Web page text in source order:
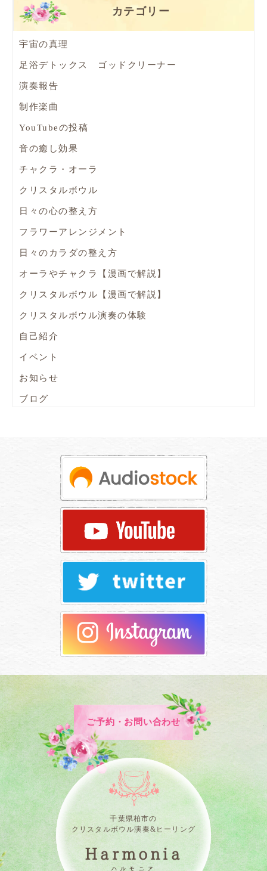
カテゴリー
宇宙の真理
足浴デトックス ゴッドクリーナー
演奏報告
制作楽曲
YouTubeの投稿
音の癒し効果
チャクラ・オーラ
クリスタルボウル
日々の心の整え方
フラワーアレンジメント
日々のカラダの整え方
オーラやチャクラ【漫画で解説】
クリスタルボウル【漫画で解説】
クリスタルボウル演奏の体験
自己紹介
イベント
お知らせ
ブログ
ご予約・お問い合わせ
千葉県柏市の
クリスタルボウル演奏&ヒーリング
Harmonia
ハルモニア